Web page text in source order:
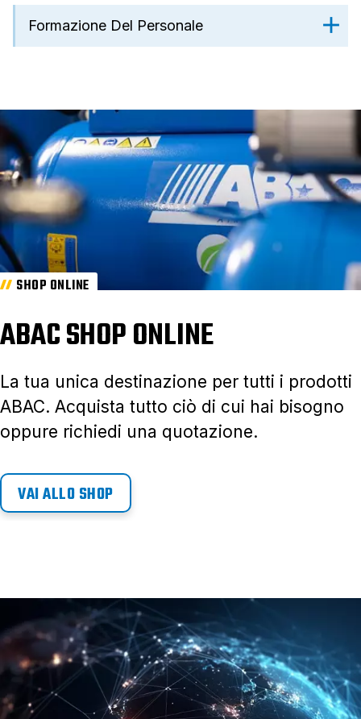
Formazione Del Personale
SHOP ONLINE
ABAC SHOP ONLINE
La tua unica destinazione per tutti i prodotti
ABAC. Acquista tutto ciò di cui hai bisogno
oppure richiedi una quotazione.
VAI ALLO SHOP